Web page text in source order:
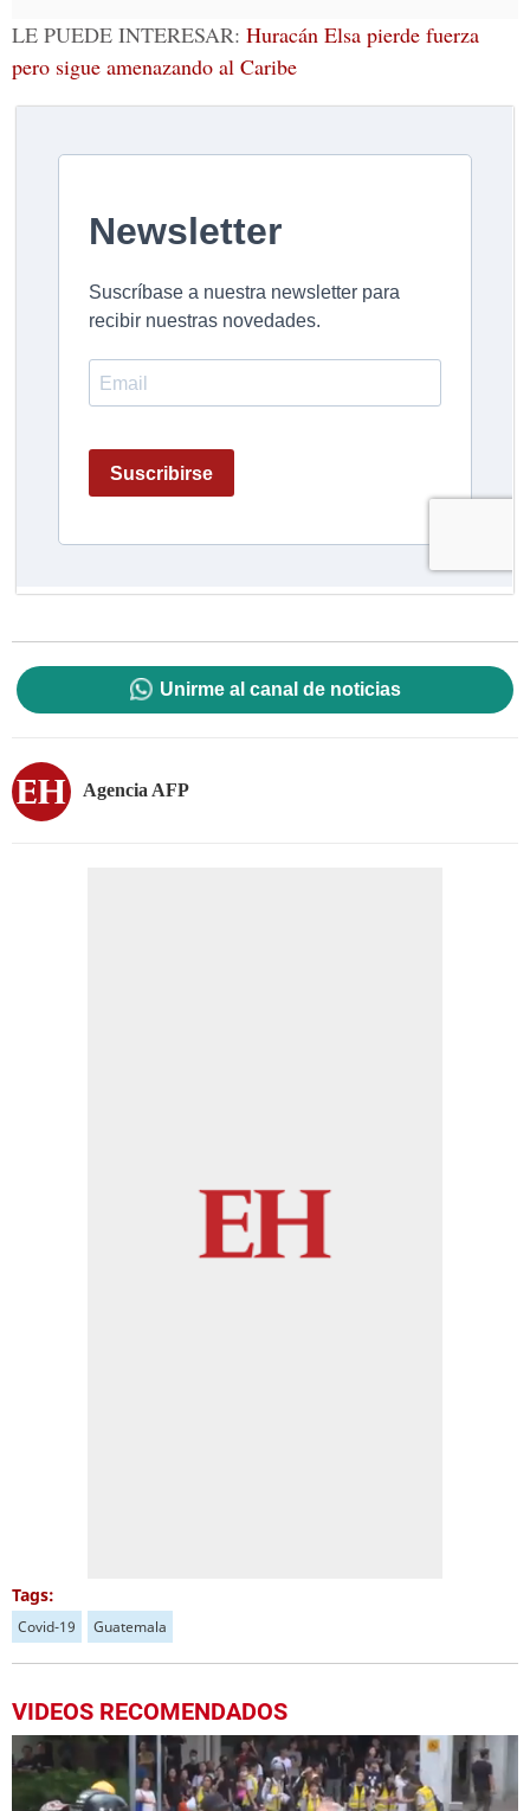
LE PUEDE INTERESAR: Huracán Elsa pierde fuerza
pero sigue amenazando al Caribe
Unirme al canal de noticias
Agencia AFP
Tags:
Covid-19 Guatemala
VIDEOS RECOMENDADOS